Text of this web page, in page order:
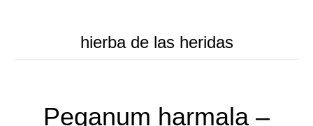
hierba de las heridas
Peganum harmala –